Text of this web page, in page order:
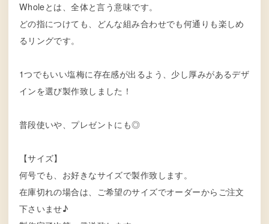
Wholeとは、全体と言う意味です。
どの指につけても、どんな組み合わせでも何通りも楽しめ
るリングです。
1つでもいい塩梅に存在感が出るよう、少し厚みがあるデザ
インを選び製作致しました！
普段使いや、プレゼントにも◎
【サイズ】
何号でも、お好きなサイズで製作致します。
在庫切れの場合は、ご希望のサイズでオーダーからご注文
下さいませ♪